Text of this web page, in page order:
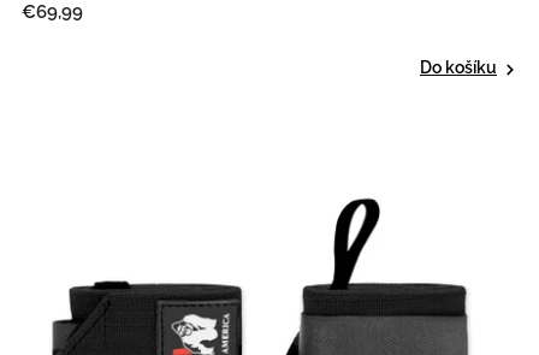
€69,99
Do košíku